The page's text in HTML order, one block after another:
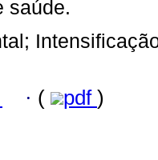
saúde.
· ( pdf )